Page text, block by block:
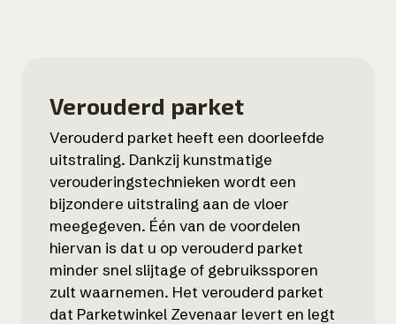
Verouderd parket
Verouderd parket heeft een doorleefde
uitstraling. Dankzij kunstmatige
verouderingstechnieken wordt een
bijzondere uitstraling aan de vloer
meegegeven. Één van de voordelen
hiervan is dat u op verouderd parket
minder snel slijtage of gebruikssporen
zult waarnemen. Het verouderd parket
dat Parketwinkel Zevenaar levert en legt